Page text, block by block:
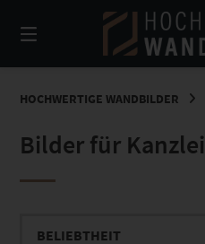
zum
Inhalt
HOCHWERTIGE WANDBILDER
Bilder für Kanzlei